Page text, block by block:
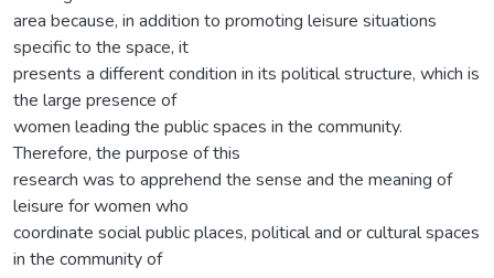
area because, in addition to promoting leisure situations
specific to the space, it
presents a different condition in its political structure, which is
the large presence of
women leading the public spaces in the community.
Therefore, the purpose of this
research was to apprehend the sense and the meaning of
leisure for women who
coordinate social public places, political and or cultural spaces
in the community of